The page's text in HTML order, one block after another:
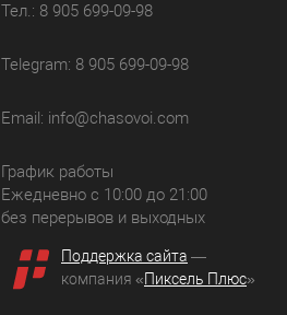
Тел.: 8 905 699-09-98
Telegram: 8 905 699-09-98
Email: info@chasovoi.com
График работы
Ежедневно с 10:00 до 21:00
без перерывов и выходных
Поддержка сайта —
компания «Пиксель Плюс»